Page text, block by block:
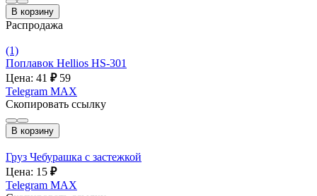
В корзину
Распродажа
(1)
Поплавок Hellios HS-301
Цена: 41 ₽ 59
Telegram MAX
Скопировать ссылку
В корзину
Груз Чебурашка с застежкой
Цена: 15 ₽
Telegram MAX